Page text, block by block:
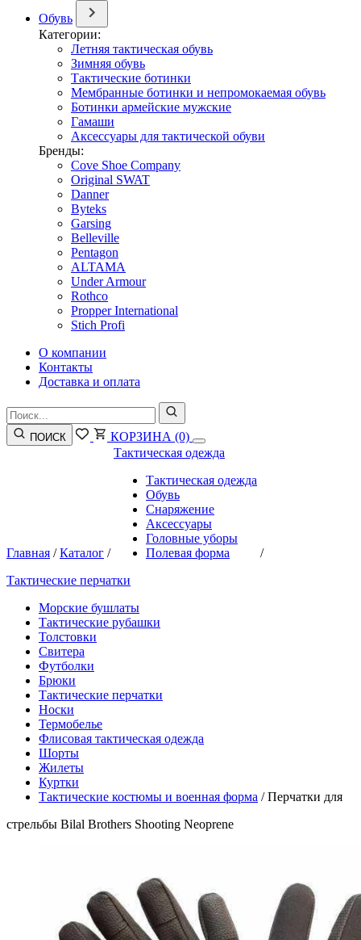
Обувь
Категории:
Летняя тактическая обувь
Зимняя обувь
Тактические ботинки
Мембранные ботинки и непромокаемая обувь
Ботинки армейские мужские
Гамаши
Аксессуары для тактической обуви
Бренды:
Cove Shoe Company
Original SWAT
Danner
Byteks
Garsing
Belleville
Pentagon
ALTAMA
Under Armour
Rothco
Propper International
Stich Profi
О компании
Контакты
Доставка и оплата
ПОИСК КОРЗИНА (0)
Главная /Каталог /
Тактическая одежда
Тактическая одежда
Обувь
Снаряжение
Аксессуары
Головные уборы
Полевая форма
/
Тактические перчатки
Морские бушлаты
Тактические рубашки
Толстовки
Свитера
Футболки
Брюки
Тактические перчатки
Носки
Термобелье
Флисовая тактическая одежда
Шорты
Жилеты
Куртки
Тактические костюмы и военная форма /Перчатки для
стрельбы Bilal Brothers Shooting Neoprene